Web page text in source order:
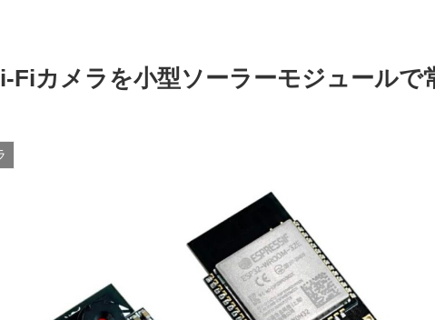
Fiカメラを小型ソーラーモジュールで